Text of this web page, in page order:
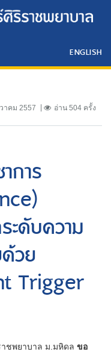
ENGLISH
าคม 2557 อ่าน 504 ครั้ง
การ
ดับความ
วย
Trigger
ชพยาบาล ม.มหิดล ขอ